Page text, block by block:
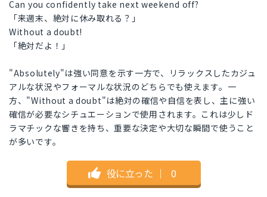
Can you confidently take next weekend off?
「来週末、絶対に休み取れる？」
Without a doubt!
「絶対だよ！」
"Absolutely"は強い同意を示す一方で、リラックスしたカジュ
アルな状況やフォーマルな状況のどちらでも使えます。一
方、"Without a doubt"は絶対の確信や自信を表し、主に強い
確信が必要なシチュエーションで使用されます。これは少しド
ラマチックな響きを持ち、重要な決定や大切な瞬間で使うこと
が多いです。
役に立った ｜ 0